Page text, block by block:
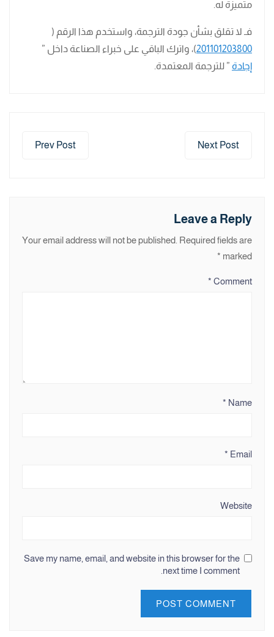
متميزة له.
فـ لا تقلق بشأن جودة الترجمة، واستخدم هذا الرقم (
201101203800)، واترك الباقي على خبراء الصناعة داخل ”
إجادة ” للترجمة المعتمدة.
Prev Post Next Post
Leave a Reply
Your email address will not be published. Required fields are
marked
*
Comment
*
Name
*
Email
*
Website
Save my name, email, and website in this browser for the
next time I comment.